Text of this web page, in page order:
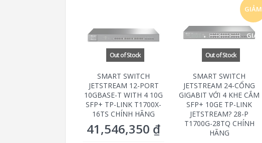
SMART SWITCH
JETSTREAM 12-PORT
10GBASE-T WITH 4 10G
SFP+ TP-LINK T1700X-
16TS CHÍNH HÃNG
41,546,350 ₫
GIẢM
GIÁ!
SMART SWITCH
JETSTREAM 24-CỔNG
GIGABIT VỚI 4 KHE CẮM
SFP+ 10GE TP-LINK
JETSTREAM? 28-P
T1700G-28TQ CHÍNH
HÃNG